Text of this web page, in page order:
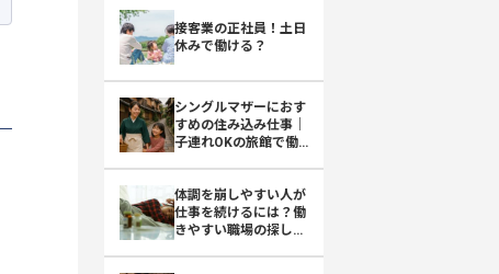
接客業の正社員！土日
休みで働ける？
シングルマザーにおす
すめの住み込み仕事｜
子連れOKの旅館で働
体調を崩しやすい人が
仕事を続けるには？働
きやすい職場の探し方